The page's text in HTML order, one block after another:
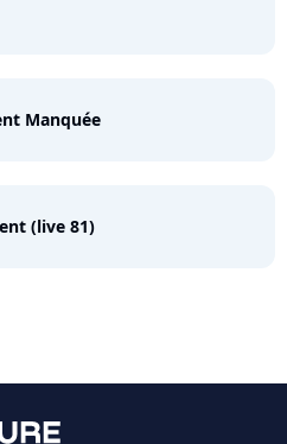
Manquée
(live 81)